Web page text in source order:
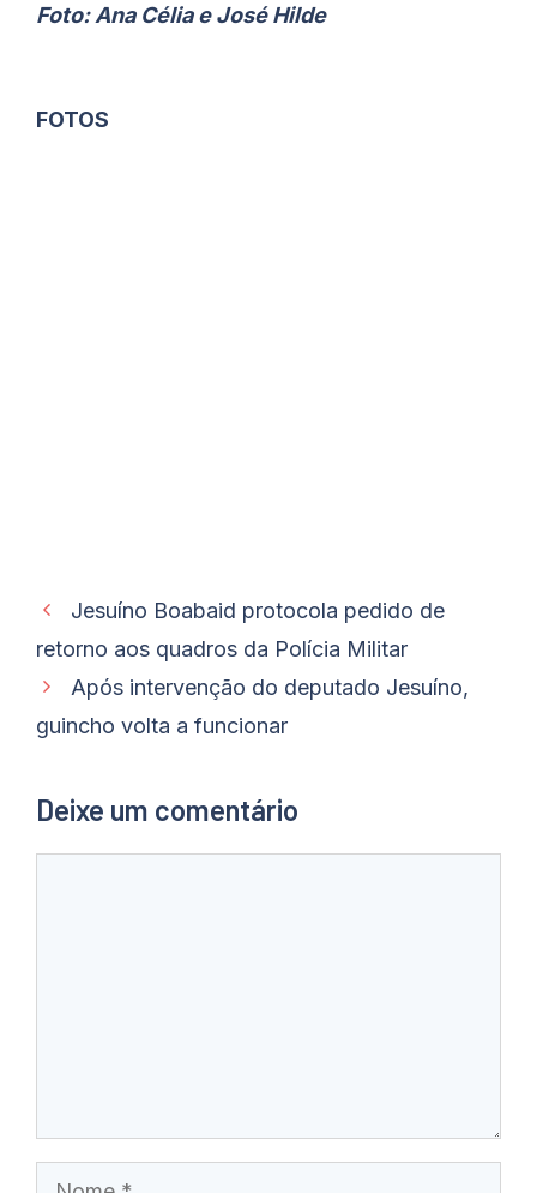
Foto: Ana Célia e José Hilde
FOTOS
Jesuíno Boabaid protocola pedido de
retorno aos quadros da Polícia Militar
Após intervenção do deputado Jesuíno,
guincho volta a funcionar
Deixe um comentário
Nome